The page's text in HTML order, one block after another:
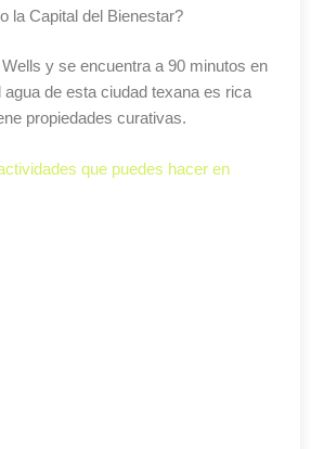
la Capital del Bienestar?
y se encuentra a 90 minutos en
agua de esta ciudad texana es rica
propiedades curativas.
que puedes hacer en